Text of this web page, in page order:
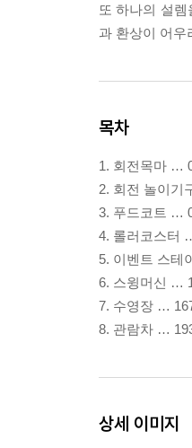
또 하나의 설
과 환상이 어우
목차
1. 회전목마 …
2. 회전 놀이기
3. 푸드코트 …
4. 롤러코스터
5. 이벤트 스테
6. 스윙머신 …
7. 수영장 …
8. 관람차 …
상세 이미지